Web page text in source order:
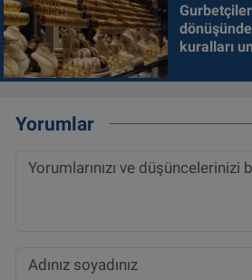
kuralları
Yorumlar